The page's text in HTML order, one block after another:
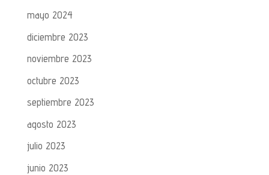
mayo 2024
diciembre 2023
noviembre 2023
octubre 2023
septiembre 2023
agosto 2023
julio 2023
junio 2023